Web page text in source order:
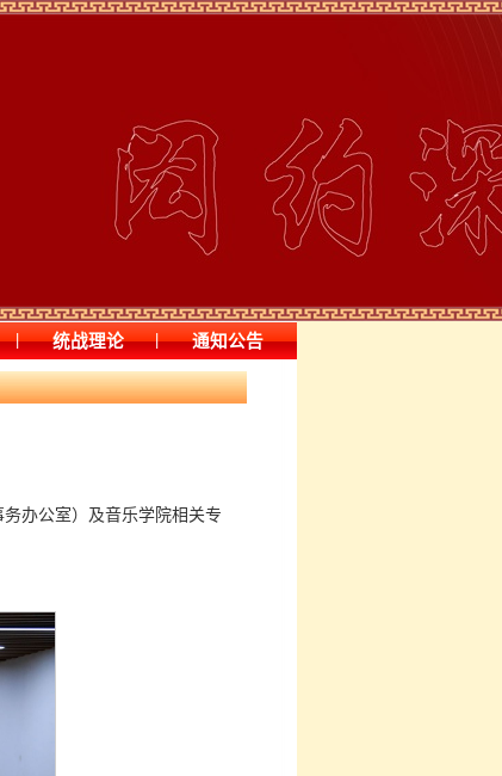
| 统战理论 | 通知公告
办公室）及音乐学院相关专